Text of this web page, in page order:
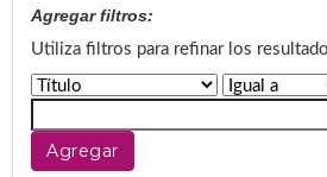
Agregar filtros:
Utiliza filtros para refinar los